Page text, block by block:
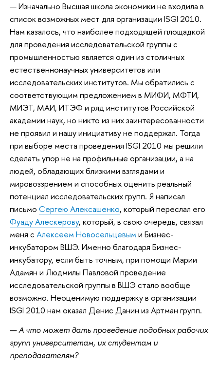
— Изначально Высшая школа экономики не входила в
список возможных мест для организации ISGI 2010.
Нам казалось, что наиболее подходящей площадкой
для проведения исследовательской группы с
промышленностью является один из столичных
естественнонаучных университетов или
исследовательских институтов. Мы обратились с
соответствующим предложением в МИФИ, МФТИ,
МИЭТ, МАИ, ИТЭФ и ряд институтов Российской
академии наук, но никто из них заинтересованности
не проявил и нашу инициативу не поддержал. Тогда
при выборе места проведения ISGI 2010 мы решили
сделать упор не на профильные организации, а на
людей, обладающих близкими взглядами и
мировоззрением и способных оценить реальный
потенциал исследовательских групп. Я написал
письмо Сергею Алексашенко, который переслал его
Фуаду Алескерову, который, в свою очередь, связал
меня с Алексеем Новосельцевым и Бизнес-
инкубатором ВШЭ. Именно благодаря Бизнес-
инкубатору, если быть точным, при помощи Марии
Адамян и Людмилы Павловой проведение
исследовательской группы в ВШЭ стало вообще
возможно. Неоценимую поддержку в организации
ISGI 2010 нам оказал Денис Данин из Артман групп.
— А что может дать проведение подобных рабочих
групп университетам, их студентам и
преподавателям?